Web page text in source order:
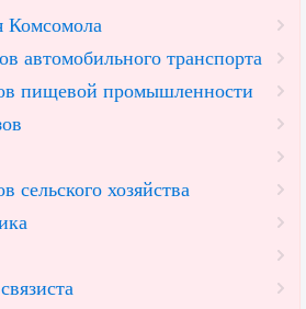
Комсомола
автомобильного транспорта
пищевой промышленности
сельского хозяйства